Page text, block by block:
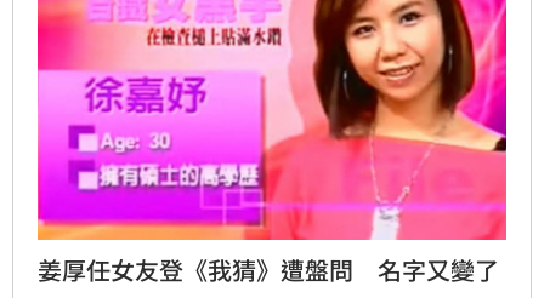
姜厚任女友登《我猜》遭盤問　名字又變了